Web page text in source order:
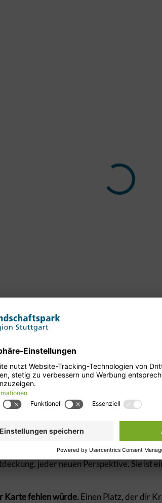
jeder neuen Perspektive. Sie ist
Karte fehlen würde.Einen Platz, der dir